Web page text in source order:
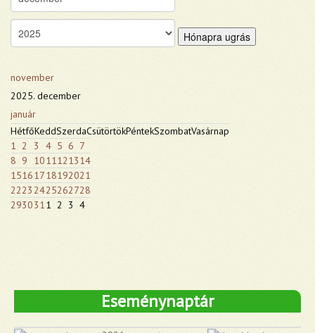
Hónapra ugrás
november
2025. december
január
HétfőKeddSzerdaCsütörtökPéntekSzombatVasárnap
1
2 3 4 5 6 7
8 9 1011 121314
15161718192021
2223 2425262728
293031 1 2 3 4
Eseménynaptár